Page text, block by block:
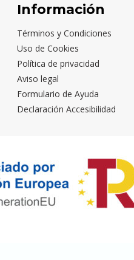
Información
Términos y Condiciones
Uso de Cookies
Política de privacidad
Aviso legal
Formulario de Ayuda
Declaración Accesibilidad